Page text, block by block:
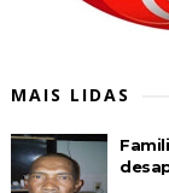
MAIS LIDAS